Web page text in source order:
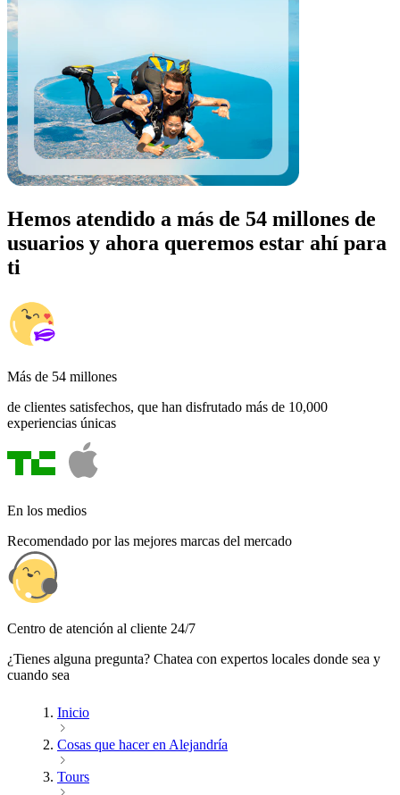
Hemos atendido a más de 54 millones de
usuarios y ahora queremos estar ahí para
ti
Más de 54 millones
de clientes satisfechos, que han disfrutado más de 10,000
experiencias únicas
En los medios
Recomendado por las mejores marcas del mercado
Centro de atención al cliente 24/7
¿Tienes alguna pregunta? Chatea con expertos locales donde sea y
cuando sea
Inicio
Cosas que hacer en Alejandría
Tours